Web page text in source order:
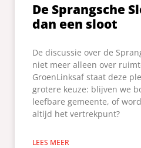
De Sprangsche
dan een sloot
De discussie over de
niet meer alleen over
GroenLinksaf staat deze
grotere keuze: blijven we
leefbare gemeente, of
altijd het vertrekpunt?
LEES MEER